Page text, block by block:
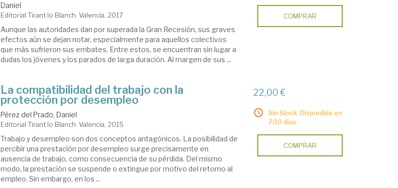
Daniel
Editorial Tirant lo Blanch. Valencia, 2017
Aunque las autoridades dan por superada la Gran Recesión, sus graves
efectos aún se dejan notar, especialmente para aquellos colectivos
que más sufrieron sus embates. Entre estos, se encuentran sin lugar a
dudas los jóvenes y los parados de larga duración. Al margen de sus ...
COMPRAR
La compatibilidad del trabajo con la
protección por desempleo
Pérez del Prado, Daniel
Editorial Tirant lo Blanch. Valencia, 2015
Trabajo y desempleo son dos conceptos antagónicos. La posibilidad de
percibir una prestación por desempleo surge precisamente en
ausencia de trabajo, como consecuencia de su pérdida. Del mismo
modo, la prestación se suspende o extingue por motivo del retorno al
empleo. Sin embargo, en los ...
22,00 €
Sin Stock. Disponible en
7/10 días.
COMPRAR